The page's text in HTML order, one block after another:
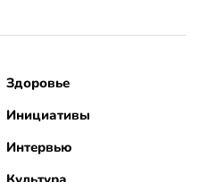
Здоровье
Инициативы
Интервью